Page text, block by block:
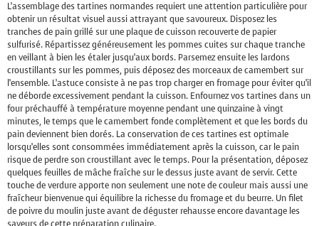
L’assemblage des tartines normandes requiert une attention particulière pour
obtenir un résultat visuel aussi attrayant que savoureux. Disposez les
tranches de pain grillé sur une plaque de cuisson recouverte de papier
sulfurisé. Répartissez généreusement les pommes cuites sur chaque tranche
en veillant à bien les étaler jusqu’aux bords. Parsemez ensuite les lardons
croustillants sur les pommes, puis déposez des morceaux de camembert sur
l’ensemble. L’astuce consiste à ne pas trop charger en fromage pour éviter qu’il
ne déborde excessivement pendant la cuisson. Enfournez vos tartines dans un
four préchauffé à température moyenne pendant une quinzaine à vingt
minutes, le temps que le camembert fonde complètement et que les bords du
pain deviennent bien dorés. La conservation de ces tartines est optimale
lorsqu’elles sont consommées immédiatement après la cuisson, car le pain
risque de perdre son croustillant avec le temps. Pour la présentation, déposez
quelques feuilles de mâche fraîche sur le dessus juste avant de servir. Cette
touche de verdure apporte non seulement une note de couleur mais aussi une
fraîcheur bienvenue qui équilibre la richesse du fromage et du beurre. Un filet
de poivre du moulin juste avant de déguster rehausse encore davantage les